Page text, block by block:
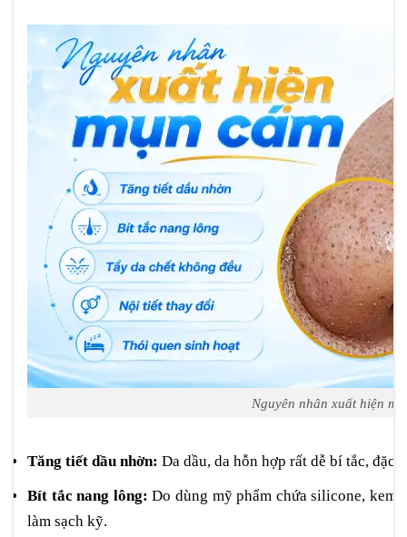
Nguyên nhân xuất hiện
Tăng tiết dầu nhờn: Da dầu, da hỗn hợp rất dễ bí tắc, đặc
Bít tắc nang lông: Do dùng mỹ phẩm chứa silicone, kem
làm sạch kỹ.